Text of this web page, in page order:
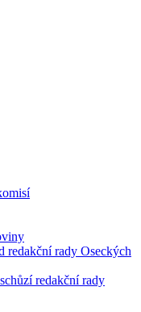
redakční rady Oseckých
redakční rady